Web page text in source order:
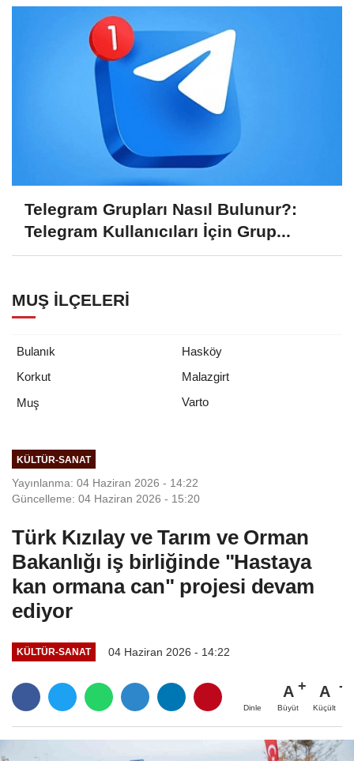
Telegram Grupları Nasıl Bulunur?:
Telegram Kullanıcıları İçin Grup...
MUŞ İLÇELERI
Bulanık
Hasköy
Korkut
Malazgirt
Muş
Varto
KÜLTÜR-SANAT
Yayınlanma: 04 Haziran 2026 - 14:22
Güncelleme: 04 Haziran 2026 - 15:20
Türk Kızılay ve Tarım ve Orman
Bakanlığı iş birliğinde "Hastaya
kan ormana can" projesi devam
ediyor
KÜLTÜR-SANAT 04 Haziran 2026 - 14:22
Dinle
A
Büyüt
A
Küçült